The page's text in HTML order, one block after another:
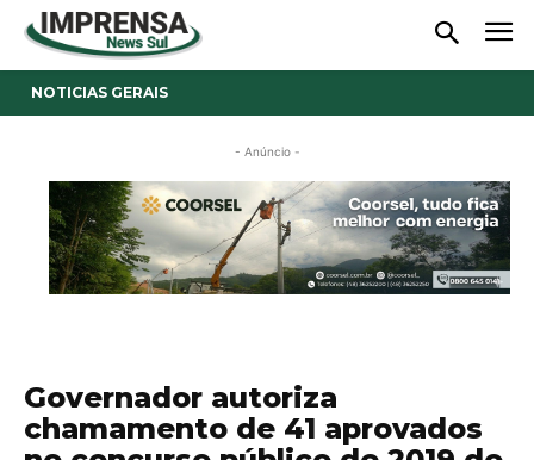
NOTICIAS GERAIS
- Anúncio -
Governador autoriza
chamamento de 41 aprovados